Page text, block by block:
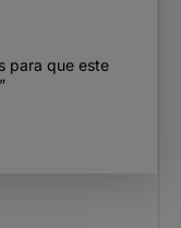
para que este